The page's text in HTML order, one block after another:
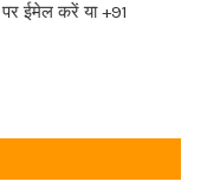
पर ईमेल करें या +91